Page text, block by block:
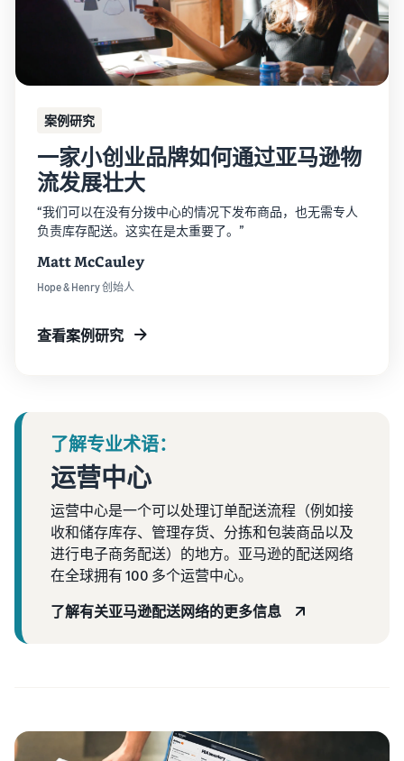
案例研究
一家小创业品牌如何通过亚马逊物
流发展壮大
“我们可以在没有分拨中心的情况下发布商品，也无需专人
负责库存配送。这实在是太重要了。”
Matt McCauley
Hope & Henry 创始人
查看案例研究
了解专业术语：
运营中心
运营中心是一个可以处理订单配送流程（例如接
收和储存库存、管理存货、分拣和包装商品以及
进行电子商务配送）的地方。亚马逊的配送网络
在全球拥有 100 多个运营中心。
了解有关亚马逊配送网络的更多信息